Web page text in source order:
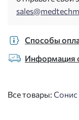
Способы
Информация
Все товары: Сонис